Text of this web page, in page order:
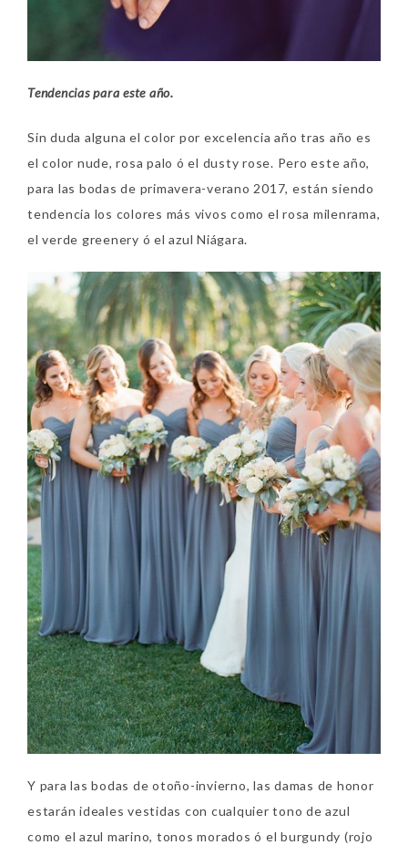
Tendencias para este año.
Sin duda alguna el color por excelencia año tras año es
el color nude, rosa palo ó el dusty rose. Pero este año,
para las bodas de primavera-verano 2017, están siendo
tendencia los colores más vivos como el rosa milenrama,
el verde greenery ó el azul Niágara.
Y para las bodas de otoño-invierno, las damas de honor
estarán ideales vestidas con cualquier tono de azul
como el azul marino, tonos morados ó el burgundy (rojo